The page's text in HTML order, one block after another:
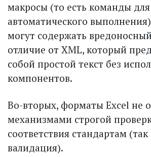
макросы (то есть команды для
автоматического
могут содержать
отличие от XML, который
собой простой текст без
компонентов.
Во-вторых, форматы Excel не
механизмами строгой
соответствия стандартам
валидация).